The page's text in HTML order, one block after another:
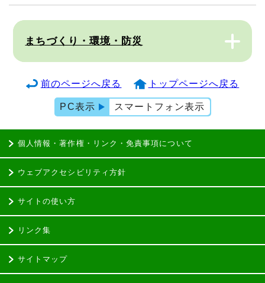
まちづくり・環境・防災
前のページへ戻る トップページへ戻る
PC表示 スマートフォン表示
個人情報・著作権・リンク・免責事項について
ウェブアクセシビリティ方針
サイトの使い方
リンク集
サイトマップ